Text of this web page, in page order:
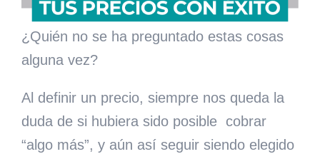
¿Quién no se ha preguntado estas cosas
alguna vez?
Al definir un precio, siempre nos queda la
duda de si hubiera sido posible cobrar
“algo más”, y aún así seguir siendo elegido